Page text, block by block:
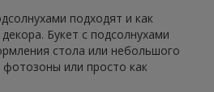
подходят и как
Букет с подсолнухами
стола или небольшого
фотозоны или просто как